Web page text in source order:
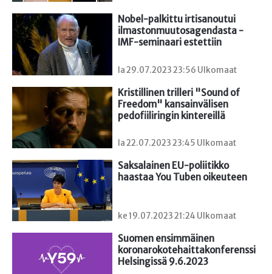
Nobel-palkittu irtisanoutui
ilmastonmuutosagendasta -
IMF-seminaari estettiin
la 29.07.2023 23:56 Ulkomaat
Kristillinen trilleri "Sound of
Freedom" kansainvälisen
pedofiiliringin kintereillä
la 22.07.2023 23:45 Ulkomaat
Saksalainen EU-poliitikko
haastaa You Tuben oikeuteen
ke 19.07.2023 21:24 Ulkomaat
Suomen ensimmäinen
koronarokotehaittakonferenssi
Helsingissä 9.6.2023